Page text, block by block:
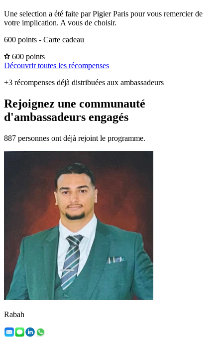
Une selection a été faite par Pigier Paris pour vous remercier de
votre implication. A vous de choisir.
600 points - Carte cadeau
600 points
Découvrir toutes les récompenses
+3 récompenses déjà distribuées aux ambassadeurs
Rejoignez une communauté
d'ambassadeurs engagés
887 personnes ont déjà rejoint le programme.
Rabah